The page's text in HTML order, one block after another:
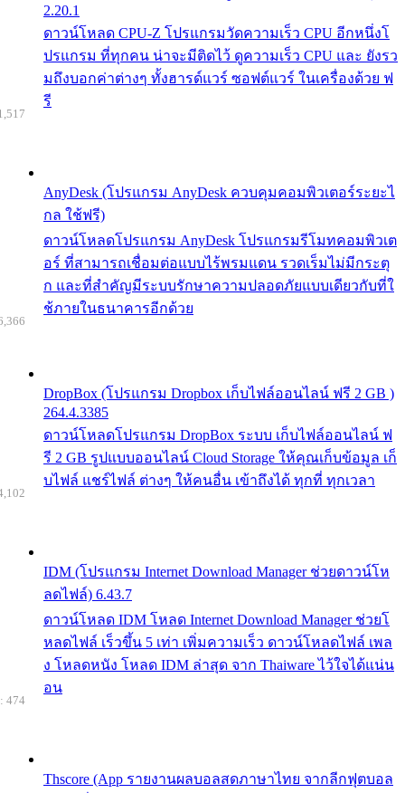
2.20.1
ดาวน์โหลด CPU-Z โปรแกรมวัดความเร็ว CPU อีกหนึ่งโ
ปรแกรม ที่ทุกคน น่าจะมีติดไว้ ดูความเร็ว CPU และ ยังรว
มถึงบอกค่าต่างๆ ทั้งฮารด์แวร์ ซอฟต์แวร์ ในเครื่องด้วย ฟ
รี
AnyDesk (โปรแกรม AnyDesk ควบคุมคอมพิวเตอร์ระยะไ
กล ใช้ฟรี)
ดาวน์โหลดโปรแกรม AnyDesk โปรแกรมรีโมทคอมพิวเต
อร์ ที่สามารถเชื่อมต่อแบบไร้พรมแดน รวดเร็มไม่มีกระตุ
ก และที่สำคัญมีระบบรักษาความปลอดภัยแบบเดียวกับที่ใ
ช้ภายในธนาคารอีกด้วย
DropBox (โปรแกรม Dropbox เก็บไฟล์ออนไลน์ ฟรี 2 GB )
264.4.3385
ดาวน์โหลดโปรแกรม DropBox ระบบ เก็บไฟล์ออนไลน์ ฟ
รี 2 GB รูปแบบออนไลน์ Cloud Storage ให้คุณเก็บข้อมูล เก็
บไฟล์ แชร์ไฟล์ ต่างๆ ให้คนอื่น เข้าถึงได้ ทุกที่ ทุกเวลา
IDM (โปรแกรม Internet Download Manager ช่วยดาวน์โห
ลดไฟล์) 6.43.7
ดาวน์โหลด IDM โหลด Internet Download Manager ช่วยโ
หลดไฟล์ เร็วขึ้น 5 เท่า เพิ่มความเร็ว ดาวน์โหลดไฟล์ เพล
ง โหลดหนัง โหลด IDM ล่าสุด จาก Thaiware ไว้ใจได้แน่น
อน
Thscore (App รายงานผลบอลสดภาษาไทย จากลีกฟุตบอล
474